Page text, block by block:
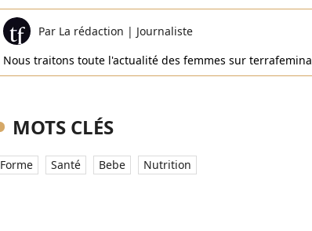
Par La rédaction | Journaliste
Nous traitons toute l'actualité des femmes sur terrafemina
MOTS CLÉS
Forme Santé Bebe Nutrition